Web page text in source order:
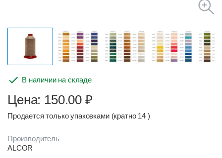
В наличии на складе
Цена: 150.00 ₽
Продается только упаковками (кратно 14 )
Производитель
ALCOR